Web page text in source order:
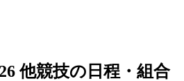
他競技の日程・組合